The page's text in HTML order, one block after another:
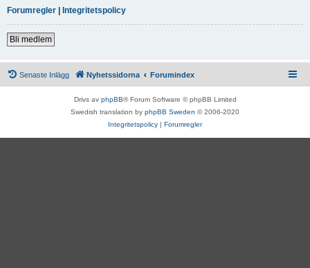
Forumregler | Integritetspolicy
Bli medlem
Senaste Inlägg Nyhetssidorna Forumindex
Drivs av phpBB® Forum Software © phpBB Limited
Swedish translation by phpBB Sweden © 2006-2020
Integritetspolicy | Forumregler